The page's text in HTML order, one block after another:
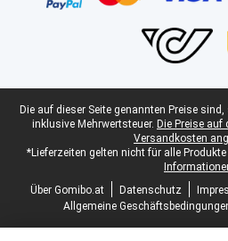
Juristische Fußzeile
Die auf dieser Seite genannten Preise
inklusive Mehrwertsteuer. Die Preise
Versandkosten
*Lieferzeiten gelten nicht für alle
Über Gomibo.at
Datenschutz
Allgemeine